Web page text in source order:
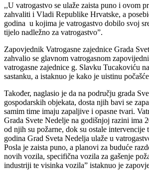
,,U vatrogastvo se ulaže zaista puno i ovom
zahvaliti i Vladi Republike Hrvatske, a
godina u kojima je vatrogastvo dobilo svoj
tijelo nadležno za vatrogastvo”.
Zapovjednik Vatrogasne zajednice Grada
zahvalio se glavnom vatrogasnom
vatrogasne zajednice g. Slavku Tucakoviću
sastanku, a istaknuo je kako je uistinu
Također, naglasio je da na području grada
gospodarskih objekata, dosta njih bavi se
samim time imaju zapaljive i opasne tvari.
Grada Svete Nedelje na godišnjoj razini ima
od njih su požarne, dok su ostale
godina Grad Sveta Nedelja ulaže u
Posla je zaista puno, a planovi za buduće
novih vozila, specifična vozila za gašenje
industriji te visinka vozila” istaknuo je